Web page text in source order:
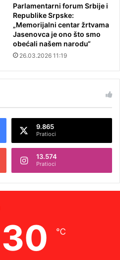
Parlamentarni forum Srbije i
Republike Srpske:
„Memorijalni centar žrtvama
Jasenovca je ono što smo
obećali našem narodu“
26.03.2026 11:19
9.865
Pratioci
13.574
Pratioci
30 ℃